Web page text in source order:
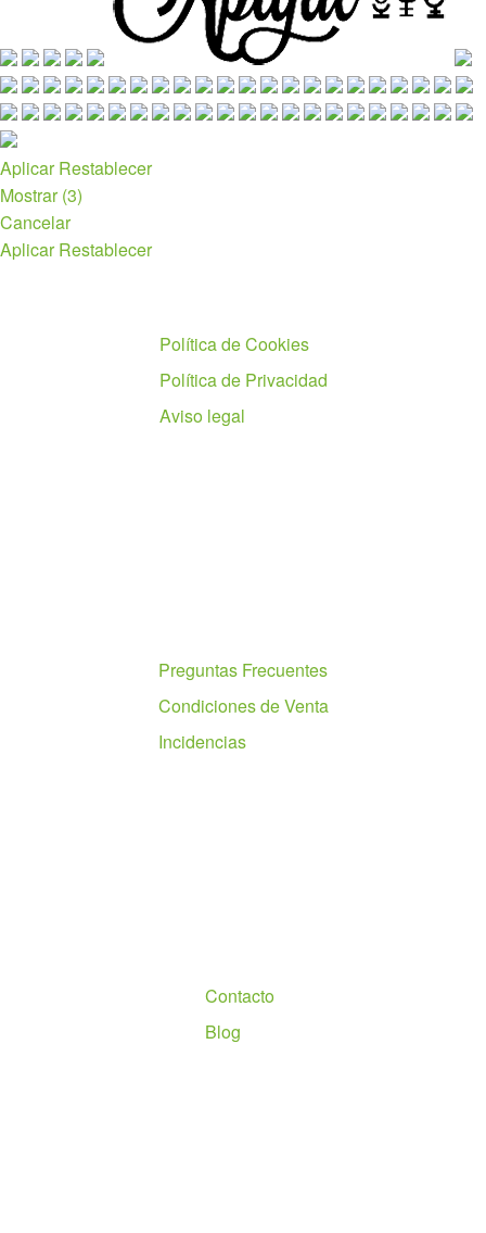
Aplicar Restablecer
Mostrar(3)
Cancelar
Aplicar Restablecer
Política de Cookies
Política de Privacidad
Aviso legal
Preguntas Frecuentes
Condiciones de Venta
Incidencias
Contacto
Blog